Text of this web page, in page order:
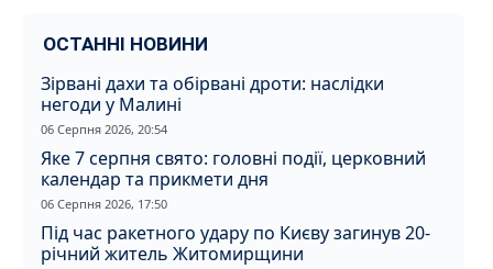
ОСТАННІ НОВИНИ
Зірвані дахи та обірвані дроти: наслідки
негоди у Малині
06 Серпня 2026, 20:54
Яке 7 серпня свято: головні події, церковний
календар та прикмети дня
06 Серпня 2026, 17:50
Під час ракетного удару по Києву загинув 20-
річний житель Житомирщини